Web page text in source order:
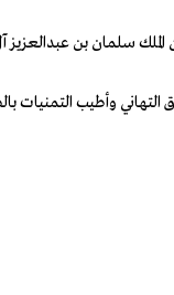
سلمان بن
التهاني وأطيب التمنيات